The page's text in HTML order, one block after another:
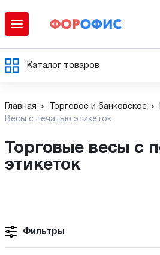
Каталог товаров
Главная Торговое и банковское
Весы с печатью этикеток
Торговые весы с печатью
этикеток
Фильтры